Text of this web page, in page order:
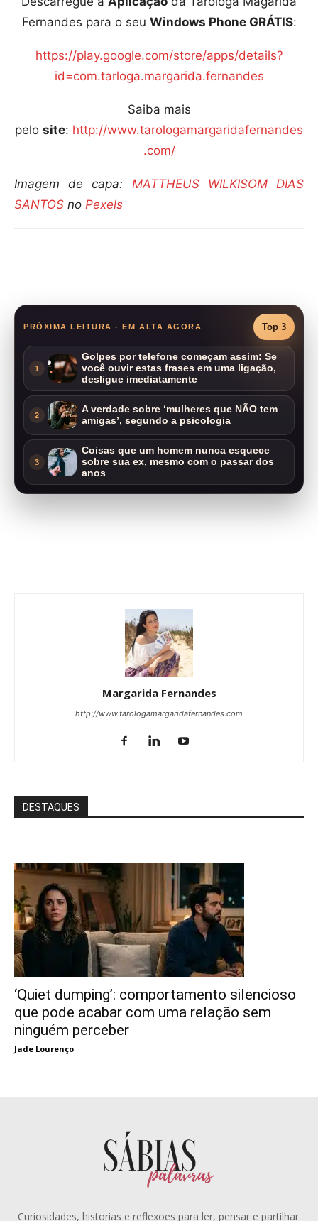
Fernandes para o seu Windows Phone GRÁTIS:
https://play.google.com/store/apps/details?
id=com.tarloga.margarida.fernandes
Saiba mais
pelo site: http://www.tarologamargaridafernandes
.com/
Imagem de capa: MATTHEUS WILKISOM DIAS
SANTOS no Pexels
PRÓXIMA LEITURA - EM ALTA AGORA Top 3
1
Golpes por telefone começam assim: Se
você ouvir estas frases em uma ligação,
desligue imediatamente
2
A verdade sobre ‘mulheres que NÃO tem
amigas’, segundo a psicologia
3
Coisas que um homem nunca esquece
sobre sua ex, mesmo com o passar dos
anos
Margarida Fernandes
http://www.tarologamargaridafernandes.com
DESTAQUES
‘Quiet dumping’: comportamento silencioso
que pode acabar com uma relação sem
ninguém perceber
Jade Lourenço
Curiosidades, historias e reflexoes para ler, pensar e partilhar.